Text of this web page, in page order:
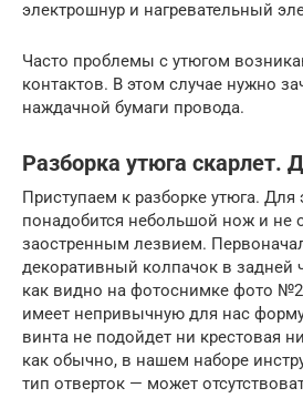
электрошнур и нагревательный
Часто проблемы с утюгом
контактов. В этом случае нужно
наждачной бумаги провода.
Разборка утюга скарлет.
Приступаем к разборке утюга. Для
понадобится небольшой нож и не
заостренным лезвием.
декоративный колпачок в задней
как видно на фотоснимке фото
имеет непривычную для нас
винта не подойдет ни крестовая
как обычно, в нашем наборе
тип отверток — может